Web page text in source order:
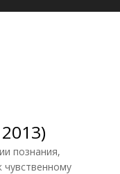
познания,
чувственному